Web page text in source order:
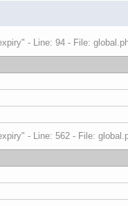
- Line: 94 - File:
- Line: 562 - File: